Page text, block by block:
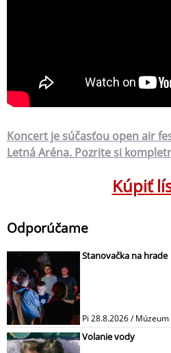
Koncert je súčasťou open air
Letná Aréna. Pozrite si
Kúpiť
Odporúčame
Stanovačka na hrade
Pi 28.8.2026 /
Volanie vody